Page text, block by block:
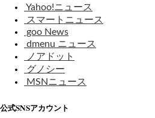
Yahoo!ニュース
スマートニュース
goo News
dmenu ニュース
ノアドット
グノシー
MSNニュース
公式SNSアカウント